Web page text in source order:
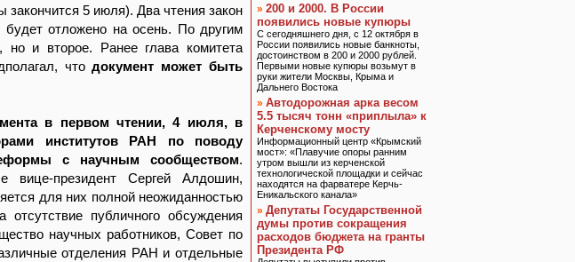
5 июля). Два чтения закон
отложено на осень. По другим
и второе. Ранее глава комитета
чтодокумент может быть
в первом чтении, 4 июля, в
институтов РАН по поводу
с научным сообществом.
вице-президент Сергей Алдошин,
для них полной неожиданностью
отсутствие публичного обсуждения
научных работников, Совет по
отделения РАН и отдельные
» 200 и 2000. В России
появились новые купюры
С сегодняшнего дня, с 12 октября в
России появились новые банкноты,
достоинством в 200 и 2000 рублей.
Первыми новые купюры возьмут в
руки жители Москвы, Крыма и
Дальнего Востока
» Автодорожная арка весом
5.5 тысяч тонн «приплыла» к
Керченскому мосту
Информационный центр «Крымский
мост»: «Плавучие опоры ранним
утром вышли из керченской
технологической площадки и сейчас
находятся на фарватере Керчь-
Еникальского канала»
» Депутаты Государственной
думы против сокращения
расходов бюджета на гранты
Президента РФ